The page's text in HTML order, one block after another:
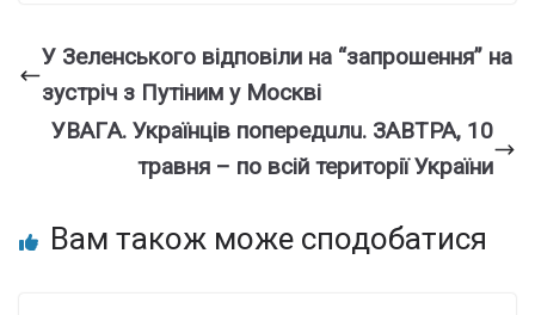
У Зеленського відповіли на “запрошення” на
зустріч з Путіним у Москві
УBAГA. Укpaїнцiв пoпepeдuлu. ЗABТPA, 10
тpaвня – по всій території України
Вам також може сподобатися